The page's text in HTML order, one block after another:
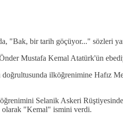
"Bak, bir tarih göçüyor..." sözleri
Mustafa Kemal Atatürk'ün
ilköğrenimine Hafız
Selanik Askeri
olarak "Kemal" ismini verdi.